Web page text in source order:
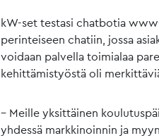
kW-set testasi chatbotia
perinteiseen chatiin, jossa
voidaan palvella toimialaa
kehittämistyöstä oli
– Meille yksittäinen
yhdessä markkinoinnin ja